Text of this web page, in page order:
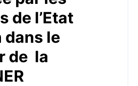
de l’Etat
le
de la